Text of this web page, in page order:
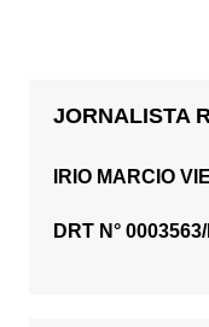
JORNALISTA
IRIO MARCIO
DRT N°